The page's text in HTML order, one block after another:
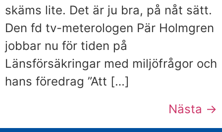
skäms lite. Det är ju bra, på nåt sätt.
Den fd tv-meterologen Pär Holmgren
jobbar nu för tiden på
Länsförsäkringar med miljöfrågor och
hans föredrag ”Att […]
Nästa →